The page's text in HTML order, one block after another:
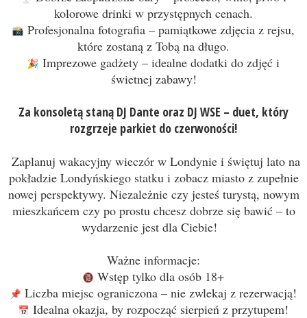
kolorowe drinki w przystępnych cenach.
Profesjonalna fotografia – pamiątkowe zdjęcia z rejsu,
które zostaną z Tobą na długo.
Imprezowe gadżety – idealne dodatki do zdjęć i
świetnej zabawy!
Za konsoletą staną DJ Dante oraz DJ WSE – duet, który
rozgrzeje parkiet do czerwoności!
Zaplanuj wakacyjny wieczór w Londynie i świętuj lato na
pokładzie Londyńskiego statku i zobacz miasto z zupełnie
nowej perspektywy. Niezależnie czy jesteś turystą, nowym
mieszkańcem czy po prostu chcesz dobrze się bawić – to
wydarzenie jest dla Ciebie!
Ważne informacje:
Wstęp tylko dla osób 18+
Liczba miejsc ograniczona – nie zwlekaj z rezerwacją!
Idealna okazja, by rozpocząć sierpień z przytupem!